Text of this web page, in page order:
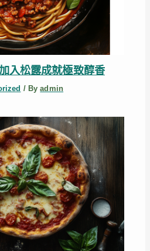
入松露成就極致醇香
/ Byadmin